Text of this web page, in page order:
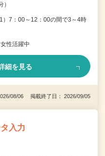
）7：00～12：00の間で3～4時
性活躍中
細を見る
08/06 掲載終了日： 2026/09/05
入力